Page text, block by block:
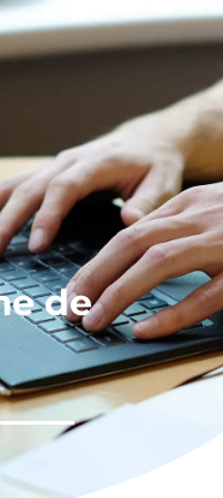
de